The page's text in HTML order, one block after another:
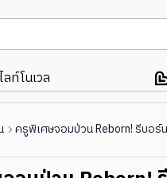
ท์โนเวล
ครูพิเศษจอมป่วน Reborn! รีบอร์